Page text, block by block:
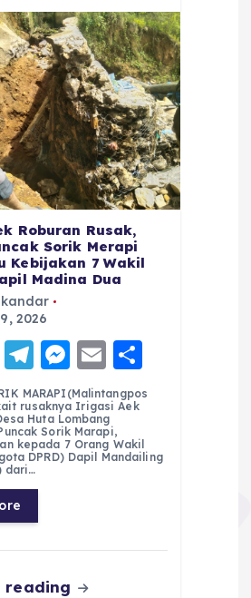
Roburan Rusak,
Sorik Merapi
Kebijakan 7 Wakil
Madina Dua
2026
W T
el
e
g
r
a
m
M
e
ss
e
n
E
m
ai
l
h
re
MARAPI(Malintangpos
rusaknya Irigasi Aek
Huta Lombang
Sorik Marapi,
kepada 7 Orang Wakil
DPRD) Dapil Mandailing
dari…
reading